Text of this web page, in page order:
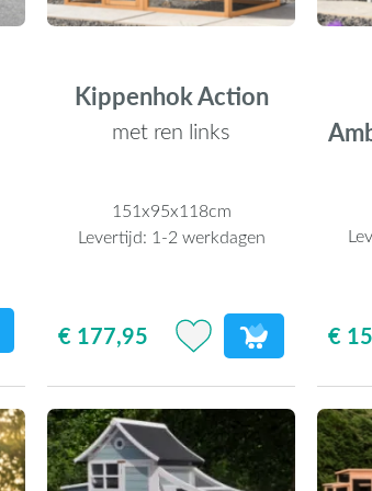
Kippenhok Action
met ren links
151x95x118cm
Levertijd: 1-2 werkdagen
€ 177,95 €